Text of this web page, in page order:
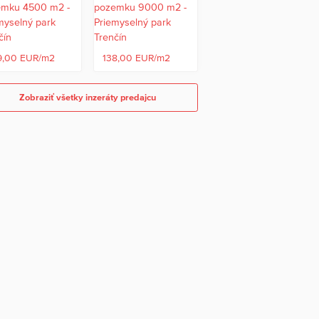
EUR/m2 138,00 EUR/m2
Zobraziť všetky inzeráty predajcu